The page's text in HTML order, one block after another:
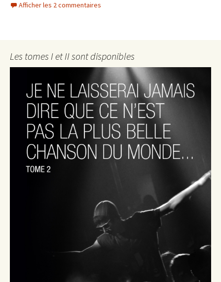
Afficher les 2 commentaires
Les tomes I et II sont disponibles